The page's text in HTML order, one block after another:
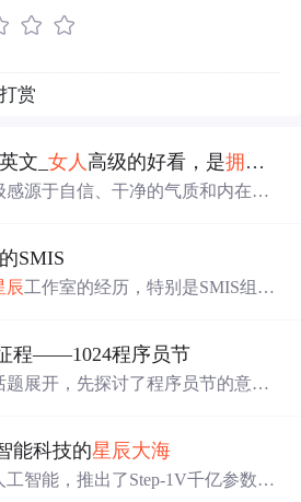
打赏
文_女人 高级的好看，是拥有
源于自信、干净的气质和内在修
一个人的修养和魅力。通过例子
，实现由内而外的美好。
的SMIS
辰工作室的经历，特别是SMIS组的
程——1024程序员节
展开，先探讨了程序员节的意
还给出自动优化方案项目实例及
能科技的星辰大海
智能，推出了Step-1V千亿参数多